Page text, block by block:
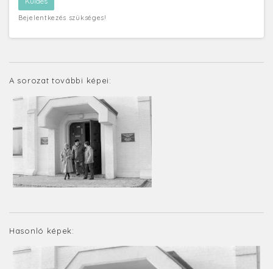
Bejelentkezés szükséges!
A sorozat további képei:
Hasonló képek: